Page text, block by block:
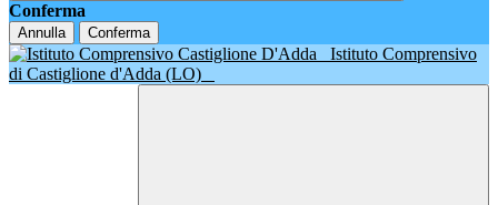
Conferma
Annulla Conferma
Istituto Comprensivo
di Castiglione d'Adda (LO)